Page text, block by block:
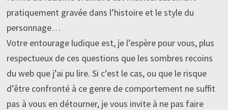
pratiquement gravée dans l’histoire et le style du
personnage…
Votre entourage ludique est, je l’espère pour vous, plus
respectueux de ces questions que les sombres recoins
du web que j’ai pu lire. Si c’est le cas, ou que le risque
d’être confronté à ce genre de comportement ne suffit
pas à vous en détourner, je vous invite à ne pas faire